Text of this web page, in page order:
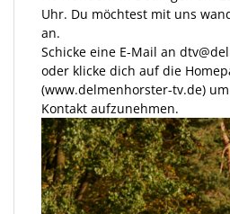
Uhr. Du möchtest mit uns
an.
Schicke eine E-Mail an dtv
oder klicke dich auf die
(www.delmenhorster-tv.de)
Kontakt aufzunehmen.